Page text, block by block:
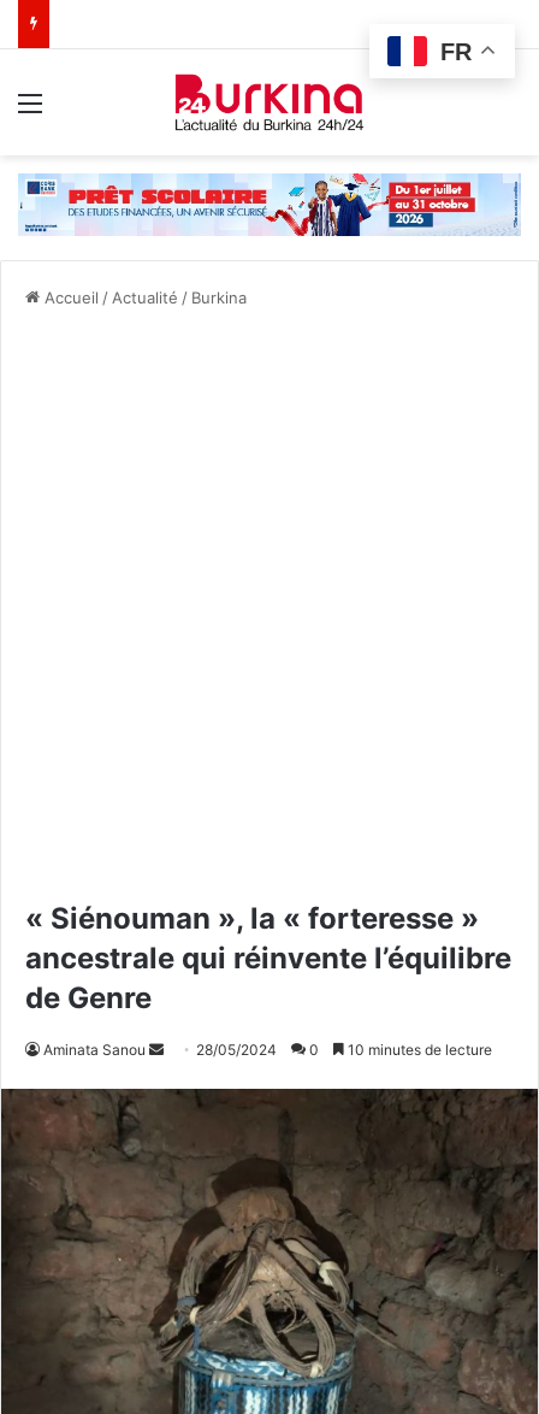
Accueil / Actualité / Burkina
« Siénouman », la « forteresse »
ancestrale qui réinvente l’équilibre
de Genre
Aminata Sanou
r
u
n
o
u
28/05/2024 0 10 minutes de lecture
FR